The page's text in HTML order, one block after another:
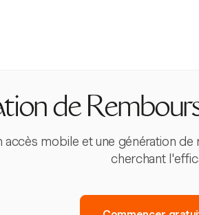
de
accès mobile et une génération
cherchant